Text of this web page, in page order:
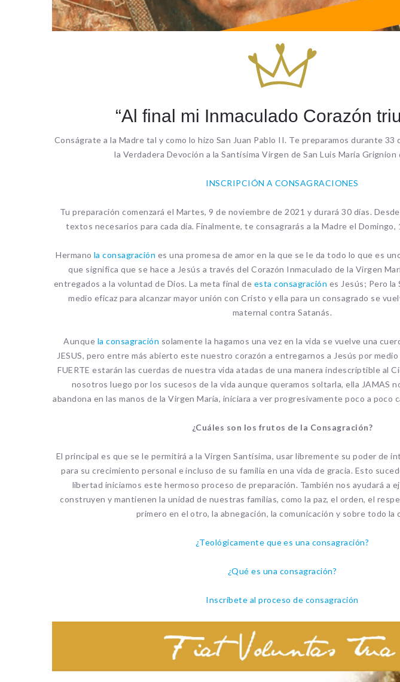
“Al final mi Inmaculado Corazón
Conságrate a la Madre tal y como lo hizo San Juan Pablo II. Te preparamos durante
la Verdadera Devoción a la Santísima Virgen de San Luis María
INSCRIPCIÓN A CONSAGRACIONES
Tu preparación comenzará el Martes, 9 de noviembre de 2021 y durará 30 días.
textos necesarios para cada día. Finalmente, te consagrarás a la Madre el Domingo,
Hermano la consagración es una promesa de amor en la que se le da todo lo que es
que significa que se hace a Jesús a través del Corazón Inmaculado de la Virgen
entregados a la voluntad de Dios. La meta final de esta consagración es Jesús; Pero la
medio eficaz para alcanzar mayor unión con Cristo y ella para un consagrado se
maternal contra Satanás.
Aunque la consagración solamente la hagamos una vez en la vida se vuelve una
JESUS, pero entre más abierto este nuestro corazón a entregarnos a Jesús por
FUERTE estarán las cuerdas de nuestra vida atadas de una manera indescriptible al
nosotros luego por los sucesos de la vida aunque queramos soltarla, ella JAMAS
abandona en las manos de la Virgen María, iniciara a ver progresivamente poco a poco
¿Cuáles son los frutos de la Consagración?
El principal es que se le permitirá a la Virgen Santísima, usar libremente su poder de
para su crecimiento personal e incluso de su familia en una vida de gracia. Esto
libertad iniciamos este hermoso proceso de preparación. También nos ayudará a
construyen y mantienen la unidad de nuestras familias, como la paz, el orden, el
primero en el otro, la abnegación, la comunicación y sobre todo la
¿Teológicamente que es una consagración?
¿Qué es una consagración?
Inscríbete al proceso de consagración